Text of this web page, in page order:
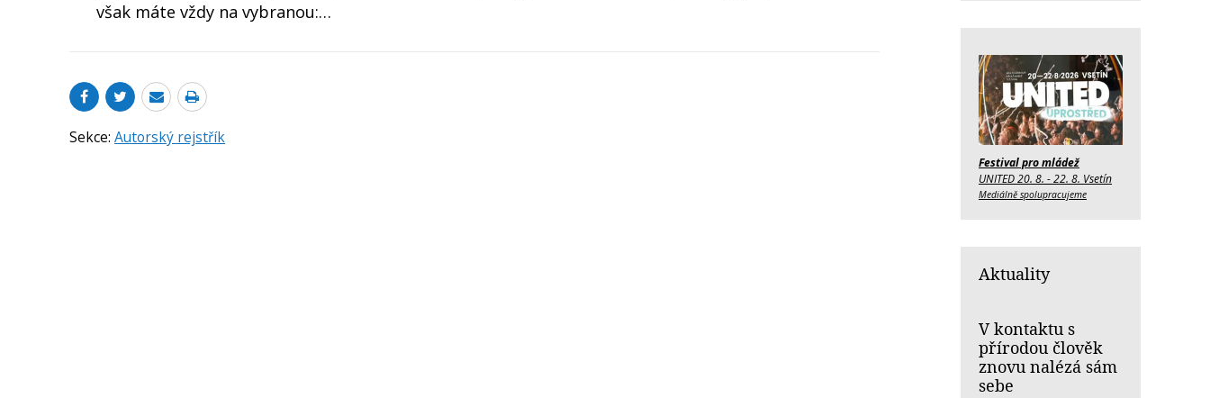
však máte vždy na vybranou:…
Sekce: Autorský rejstřík
Festival pro mládež
UNITED 20. 8. - 22. 8. Vsetín
Mediálně spolupracujeme
Aktuality
V kontaktu s
přírodou člověk
znovu nalézá sám
sebe